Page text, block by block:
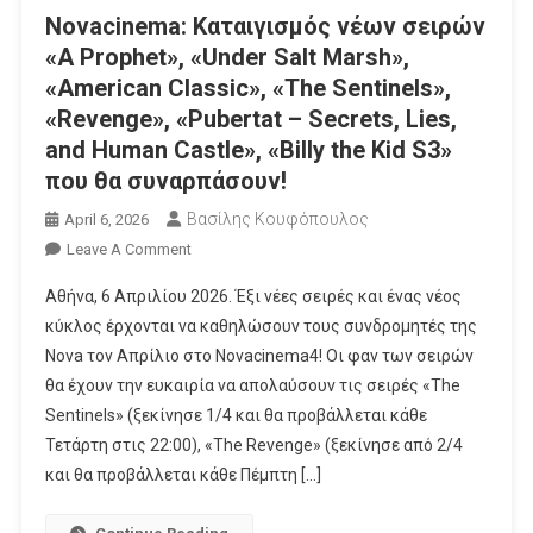
Novacinema: Καταιγισμός νέων σειρών
«A Prophet», «Under Salt Marsh»,
«Αmerican Classic», «Τhe Sentinels»,
«Revenge», «Pubertat – Secrets, Lies,
and Human Castle», «Billy the Kid S3»
που θα συναρπάσουν!
April 6, 2026 Βασίλης Κουφόπουλος
Leave A CommentOn
Καταιγισμός
Νέων
Σειρών
«A
Prophet»,
«Under
Salt
Αθήνα, 6 Απριλίου 2026. Έξι νέες σειρές και ένας νέος
κύκλος έρχονται να καθηλώσουν τους συνδρομητές της
Nova τον Απρίλιο στο Novacinema4! Οι φαν των σειρών
θα έχουν την ευκαιρία να απολαύσουν τις σειρές «The
Sentinels»​ (ξεκίνησε 1/4 και θα προβάλλεται κάθε
Τετάρτη στις 22:00), «The Revenge​» (ξεκίνησε από 2/4
και θα προβάλλεται κάθε Πέμπτη […]